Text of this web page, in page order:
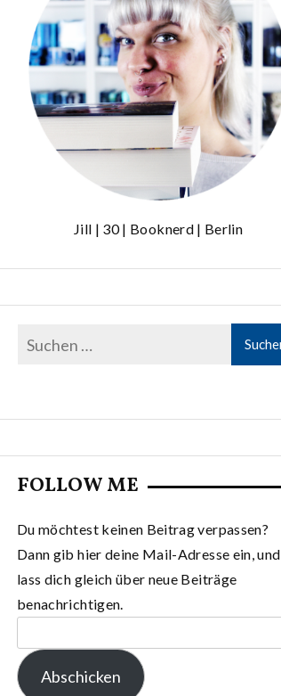
Jill | 30 | Booknerd | Berlin
FOLLOW ME
Du möchtest keinen Beitrag verpassen?
Dann gib hier deine Mail-Adresse ein, und
lass dich gleich über neue Beiträge
benachrichtigen.
Mail-
Adresse:
Abschicken